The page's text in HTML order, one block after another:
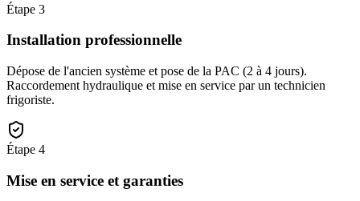
Étape 3
Installation professionnelle
Dépose de l'ancien système et pose de la PAC (2 à 4 jours).
Raccordement hydraulique et mise en service par un technicien
frigoriste.
Étape 4
Mise en service et garanties